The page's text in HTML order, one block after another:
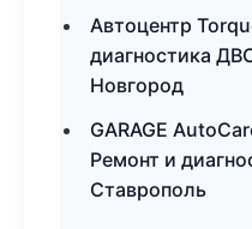
Автоцентр
диагностика
Новгород
GARAGE
Ремонт и
Ставрополь